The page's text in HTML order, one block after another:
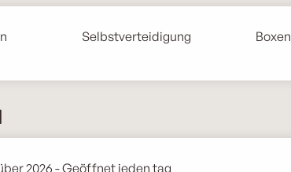
Selbstverteidigung
Boxen
2026 - Geöffnet jeden tag